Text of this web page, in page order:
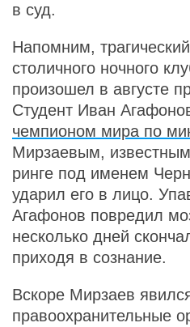
в суд.
Напомним,
столичного ночного
произошел в августе
Студент Иван
чемпионом мира по
Мирзаевым,
ринге под именем
ударил его в лицо.
Агафонов повредил
несколько дней
приходя в сознание.
Вскоре Мирзаев
правоохранительные